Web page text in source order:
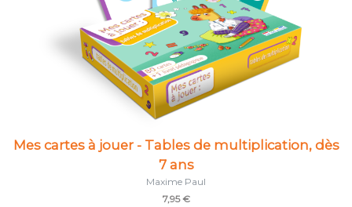
Mes cartes à jouer - Tables de multiplication, dès
7 ans
Maxime Paul
7,95 €